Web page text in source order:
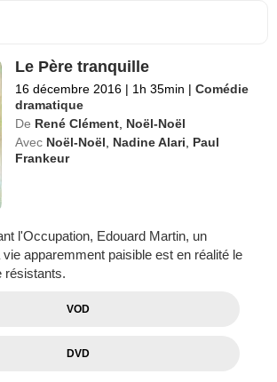
Le Père tranquille
16 décembre 2016 | 1h 35min | Comédie
dramatique
De René Clément Noël-Noël
Avec Noël-Noël Nadine Alari
Paul
Frankeur
l'Occupation, Edouard Martin, un
apparemment paisible est en réalité le
résistants.
VOD
DVD